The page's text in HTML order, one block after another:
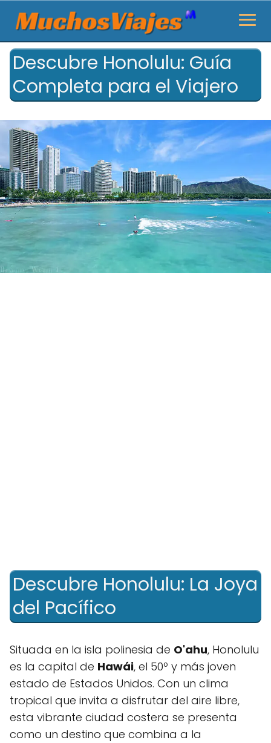
Descubre Honolulu: Guía
Completa para el Viajero
Descubre Honolulu: La Joya
del Pacífico
Situada en la isla ⁢polinesia de O'ahu, Honolulu
es ​la ‍capital de Hawái, el 50º⁤ y más joven
estado de Estados Unidos. Con un clima
tropical que invita a disfrutar ⁤del aire libre,
esta vibrante⁣ ciudad costera⁣ se presenta
como un⁢ destino que‍ combina a la